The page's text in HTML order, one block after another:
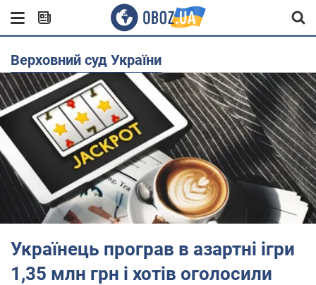
Верховний суд України
Українець програв в азартні ігри
1,35 млн грн і хотів оголосили